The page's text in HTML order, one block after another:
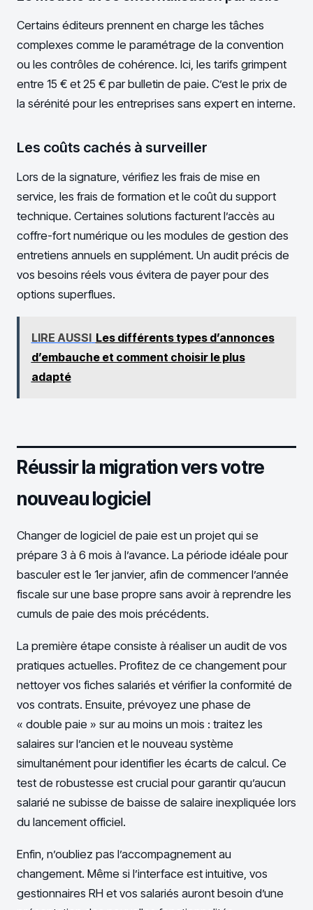
Certains éditeurs prennent en charge les tâches
complexes comme le paramétrage de la convention
ou les contrôles de cohérence. Ici, les tarifs grimpent
entre 15 € et 25 € par bulletin de paie. C’est le prix de
la sérénité pour les entreprises sans expert en interne.
Les coûts cachés à surveiller
Lors de la signature, vérifiez les frais de mise en
service, les frais de formation et le coût du support
technique. Certaines solutions facturent l’accès au
coffre-fort numérique ou les modules de gestion des
entretiens annuels en supplément. Un audit précis de
vos besoins réels vous évitera de payer pour des
options superflues.
LIRE AUSSI Les différents types d’annonces
d’embauche et comment choisir le plus
adapté
Réussir la migration vers votre
nouveau logiciel
Changer de logiciel de paie est un projet qui se
prépare 3 à 6 mois à l’avance. La période idéale pour
basculer est le 1er janvier, afin de commencer l’année
fiscale sur une base propre sans avoir à reprendre les
cumuls de paie des mois précédents.
La première étape consiste à réaliser un audit de vos
pratiques actuelles. Profitez de ce changement pour
nettoyer vos fiches salariés et vérifier la conformité de
vos contrats. Ensuite, prévoyez une phase de
« double paie » sur au moins un mois : traitez les
salaires sur l’ancien et le nouveau système
simultanément pour identifier les écarts de calcul. Ce
test de robustesse est crucial pour garantir qu’aucun
salarié ne subisse de baisse de salaire inexpliquée lors
du lancement officiel.
Enfin, n’oubliez pas l’accompagnement au
changement. Même si l’interface est intuitive, vos
gestionnaires RH et vos salariés auront besoin d’une